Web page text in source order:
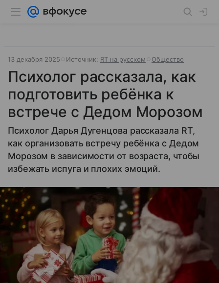
13 декабря 2025 Источник: RT на русском Общество
Психолог рассказала, как
подготовить ребёнка к
встрече с Дедом Морозом
Психолог Дарья Дугенцова рассказала RT,
как организовать встречу ребёнка с Дедом
Морозом в зависимости от возраста, чтобы
избежать испуга и плохих эмоций.